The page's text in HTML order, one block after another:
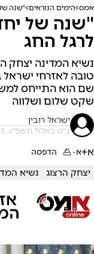
אמס הימים הנוראים "שנה
"שנה של
לרגל החג
נשיא המדינה יצחק
טובה לאזרחי ישראל
שם הוא התייחס
שקט שלום ושלווה
ישראל רובין
כ"ט באלול תשפ"ג, 15/09/23 05:00
א+א- הדפסה
יצחק הרצוג נשיא